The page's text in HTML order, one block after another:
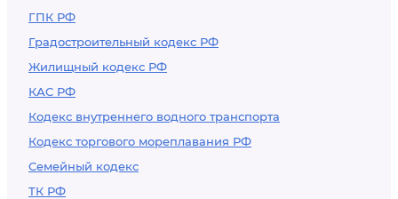
ГПК РФ
Градостроительный кодекс РФ
Жилищный кодекс РФ
КАС РФ
Кодекс внутреннего водного транспорта
Кодекс торгового мореплавания РФ
Семейный кодекс
ТК РФ
статья 307, статья
308). - Утратила силу